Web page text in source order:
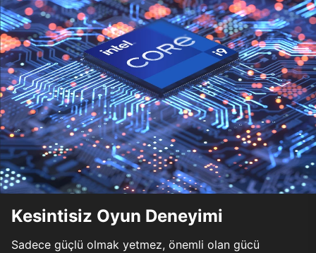
Kesintisiz Oyun Deneyimi
Sadece güçlü olmak yetmez, önemli olan gücü